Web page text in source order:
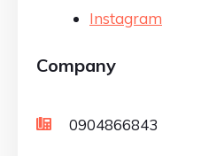
Instagram
Company
0904866843